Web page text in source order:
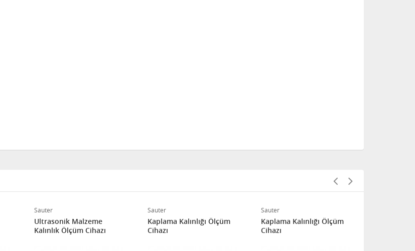
Sauter
Ultrasonik Malzeme
Kalınlık Ölçüm Cihazı
Sauter
Kaplama Kalınlığı Ölçüm
Cihazı
Sauter
Kaplama Kalınlığı Ölçüm
Cihazı